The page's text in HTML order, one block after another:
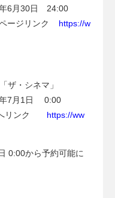
30日 24:00
ージリンク https://w
・シネマ」
1日 0:00
へリンク https://ww
から予約可能に